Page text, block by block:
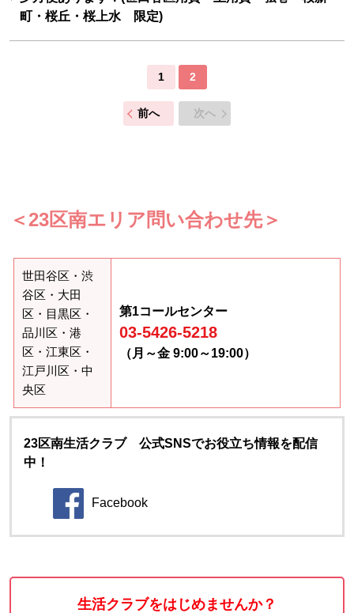
町・桜丘・桜上水 限定)
1 2
前へ 次へ
＜23区南エリア問い合わせ先＞
世田谷区・渋
谷区・大田
区・目黒区・
品川区・港
区・江東区・
江戸川区・中
央区
第1コールセンター
03-5426-5218
（月～金 9:00～19:00）
23区南生活クラブ 公式SNSでお役立ち情報を配信
中！
Facebook
生活クラブをはじめませんか？